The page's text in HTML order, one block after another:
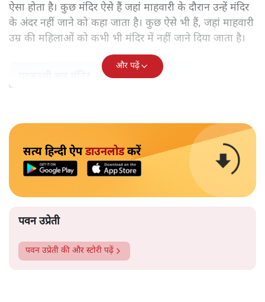
ऐसा होता है। कुछ मंदिर ऐसे हैं जहां माहवारी के दौरान उन्हें मंदिर
के अंदर नहीं जाने को कहा जाता है। कुछ ऐसे भी हैं, जहां माहवारी
उम्र की महिलाओं को कभी भी मंदिर में नहीं जाने दिया जाता है।
और पढ़ें
सत्य हिन्दी ऐपडाउनलोडकरें
पवन उप्रेती
पवन उप्रेती की और स्टोरी पढ़ें